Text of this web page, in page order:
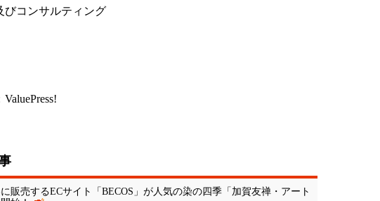
びコンサルティング
ValuePress!
販売するECサイト「BECOS」が人気の染の四季「加賀友禅・アート